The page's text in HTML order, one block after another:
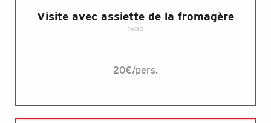
Visite avec assiette de la fromagère
1h00
20€/pers.